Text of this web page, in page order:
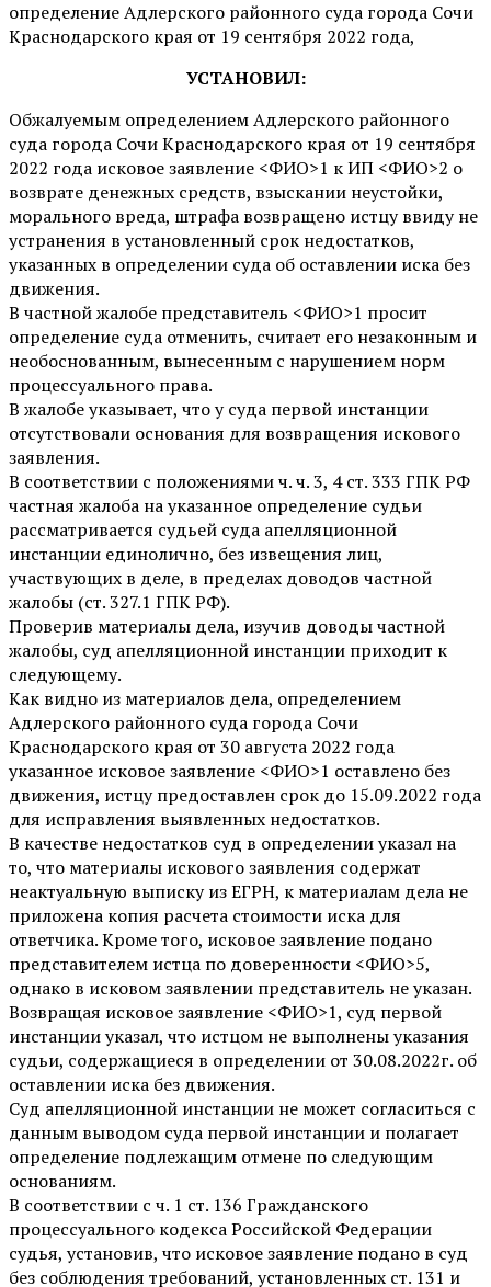
определение Адлерского районного суда города Сочи
Краснодарского края от 19 сентября 2022 года,
УСТАНОВИЛ:
Обжалуемым определением Адлерского районного
суда города Сочи Краснодарского края от 19 сентября
2022 года исковое заявление <ФИО>1 к ИП <ФИО>2 о
возврате денежных средств, взыскании неустойки,
морального вреда, штрафа возвращено истцу ввиду не
устранения в установленный срок недостатков,
указанных в определении суда об оставлении иска без
движения.
В частной жалобе представитель <ФИО>1 просит
определение суда отменить, считает его незаконным и
необоснованным, вынесенным с нарушением норм
процессуального права.
В жалобе указывает, что у суда первой инстанции
отсутствовали основания для возвращения искового
заявления.
В соответствии с положениями ч. ч. 3, 4 ст. 333 ГПК РФ
частная жалоба на указанное определение судьи
рассматривается судьей суда апелляционной
инстанции единолично, без извещения лиц,
участвующих в деле, в пределах доводов частной
жалобы (ст. 327.1 ГПК РФ).
Проверив материалы дела, изучив доводы частной
жалобы, суд апелляционной инстанции приходит к
следующему.
Как видно из материалов дела, определением
Адлерского районного суда города Сочи
Краснодарского края от 30 августа 2022 года
указанное исковое заявление <ФИО>1 оставлено без
движения, истцу предоставлен срок до 15.09.2022 года
для исправления выявленных недостатков.
В качестве недостатков суд в определении указал на
то, что материалы искового заявления содержат
неактуальную выписку из ЕГРН, к материалам дела не
приложена копия расчета стоимости иска для
ответчика. Кроме того, исковое заявление подано
представителем истца по доверенности <ФИО>5,
однако в исковом заявлении представитель не указан.
Возвращая исковое заявление <ФИО>1, суд первой
инстанции указал, что истцом не выполнены указания
судьи, содержащиеся в определении от 30.08.2022г. об
оставлении иска без движения.
Суд апелляционной инстанции не может согласиться с
данным выводом суда первой инстанции и полагает
определение подлежащим отмене по следующим
основаниям.
В соответствии с ч. 1 ст. 136 Гражданского
процессуального кодекса Российской Федерации
судья, установив, что исковое заявление подано в суд
без соблюдения требований, установленных ст. 131 и